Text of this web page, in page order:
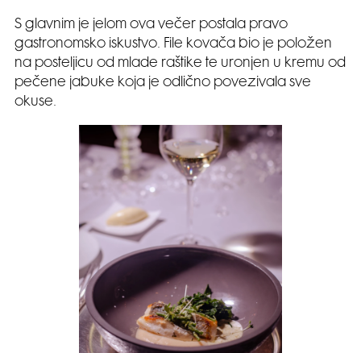
S glavnim je jelom ova večer postala pravo
gastronomsko iskustvo. File kovača bio je položen
na posteljicu od mlade raštike te uronjen u kremu od
pečene jabuke koja je odlično povezivala sve
okuse.